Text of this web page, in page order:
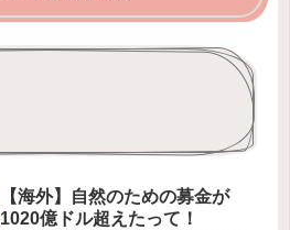
【海外】自然のための募金が
1020億ドル超えたって！